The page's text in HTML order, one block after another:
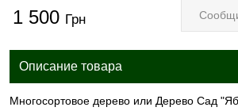
1 500 Грн
Описание товара
Многосортовое дерево или Дерево Сад